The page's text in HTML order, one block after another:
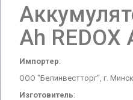
Аh REDOX
Импортер:
ООО "Белинвестторг", г.
Изготовитель: